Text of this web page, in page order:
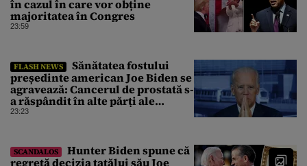
în cazul în care vor obține
majoritatea în Congres
23:59
FLASH NEWS
Sănătatea fostului
președinte american Joe Biden se
agravează: Cancerul de prostată s-
a răspândit în alte părți ale
corpului
23:23
SCANDALOS
Hunter Biden spune că
regretă decizia tatălui său Joe